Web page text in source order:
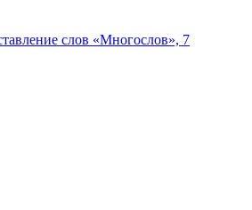
слов «Многослов», 7